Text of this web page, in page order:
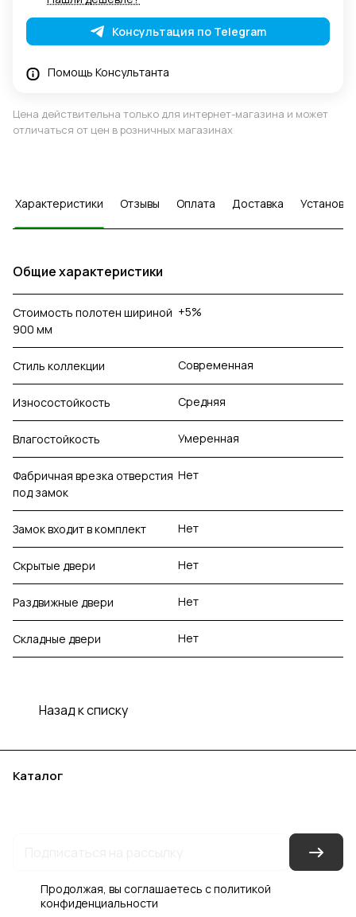
Консультация по Telegram
Помощь Консультанта
Цена действительна только для интернет-магазина и может
отличаться от цен в розничных магазинах
Характеристики Отзывы Оплата Доставка Установка
Общие характеристики
Стоимость полотен шириной
900 мм
+5%
Стиль коллекции Современная
Износостойкость Средняя
Влагостойкость Умеренная
Фабричная врезка отверстия
под замок
Нет
Замок входит в комплект Нет
Скрытые двери Нет
Раздвижные двери Нет
Складные двери Нет
Назад к списку
Каталог
Продолжая, вы соглашаетесь сполитикой
конфиденциальности